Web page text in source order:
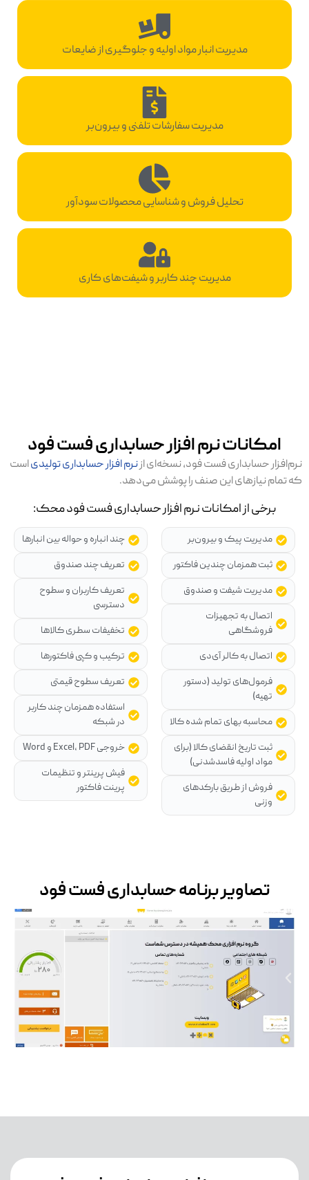
مدیریت انبار مواد اولیه و جلوگیری از ضایعات
مدیریت سفارشات تلفنی و بیرون‌بر
تحلیل فروش و شناسایی محصولات سودآور
مدیریت چند کاربر و شیفت‌های کاری
امکانات نرم افزار حسابداری فست فود
نرم‌افزار حسابداری فست فود، نسخه‌ای ازنرم افزار حسابداری تولیدیاست
که تمام نیازهای این صنف را پوشش می‌دهد.
برخی از امکانات نرم افزار حسابداری فست فود محک:
مدیریت پیک و بیرون‌بر
ثبت همزمان چندین فاکتور
مدیریت شیفت و صندوق
اتصال به تجهیزات
فروشگاهی
اتصال به کالر آی‌دی
فرمول‌های تولید (دستور
تهیه)
محاسبه بهای تمام شده کالا
ثبت تاریخ انقضای کالا (برای
مواد اولیه فاسدشدنی)
فروش از طریق بارکدهای
وزنی
چند انباره و حواله بین انبارها
تعریف چند صندوق
تعریف کاربران و سطوح
دسترسی
تخفیفات سطری کالاها
ترکیب و کپی فاکتورها
تعریف سطوح قیمتی
استفاده همزمان چند کاربر
در شبکه
خروجی Excel، PDF و Word
فیش پرینتر و تنظیمات
پرینت فاکتور
تصاویر برنامه حسابداری فست فود